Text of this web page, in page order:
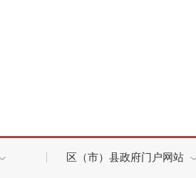
区（市）县政府门户网站